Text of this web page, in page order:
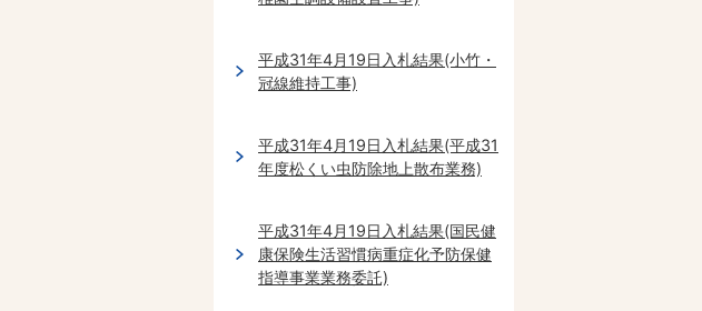
平成31年4月19日入札結果(小竹・
冠線維持工事)
平成31年4月19日入札結果(平成31
年度松くい虫防除地上散布業務)
平成31年4月19日入札結果(国民健
康保険生活習慣病重症化予防保健
指導事業業務委託)